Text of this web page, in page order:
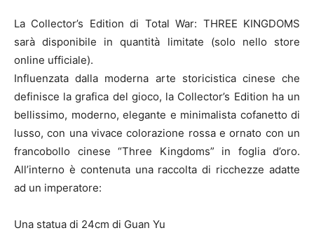
La Collector’s Edition di Total War: THREE KINGDOMS
sarà disponibile in quantità limitate (solo nello store
online ufficiale).
Influenzata dalla moderna arte storicistica cinese che
definisce la grafica del gioco, la Collector’s Edition ha un
bellissimo, moderno, elegante e minimalista cofanetto di
lusso, con una vivace colorazione rossa e ornato con un
francobollo cinese “Three Kingdoms” in foglia d’oro.
All’interno è contenuta una raccolta di ricchezze adatte
ad un imperatore:
Una statua di 24cm di Guan Yu